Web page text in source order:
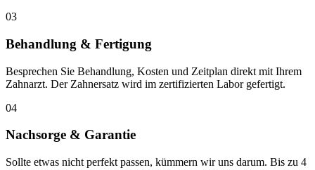
03
Behandlung & Fertigung
Besprechen Sie Behandlung, Kosten und Zeitplan direkt mit Ihrem
Zahnarzt. Der Zahnersatz wird im zertifizierten Labor gefertigt.
04
Nachsorge & Garantie
Sollte etwas nicht perfekt passen, kümmern wir uns darum. Bis zu 4